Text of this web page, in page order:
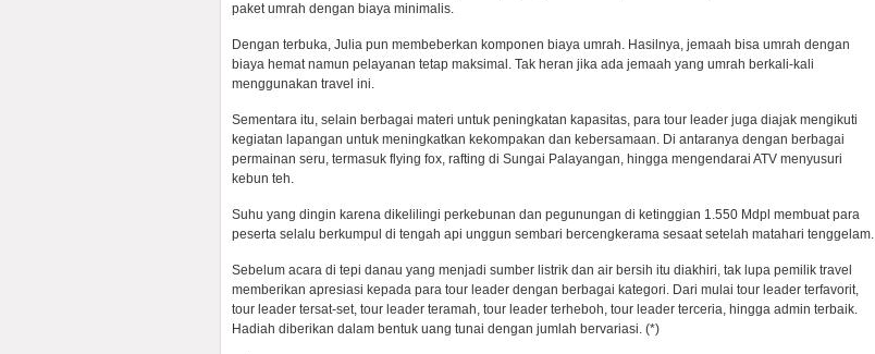
paket umrah dengan biaya minimalis.
Dengan terbuka, Julia pun membeberkan komponen biaya umrah. Hasilnya, jemaah bisa umrah dengan
biaya hemat namun pelayanan tetap maksimal. Tak heran jika ada jemaah yang umrah berkali-kali
menggunakan travel ini.
Sementara itu, selain berbagai materi untuk peningkatan kapasitas, para tour leader juga diajak mengikuti
kegiatan lapangan untuk meningkatkan kekompakan dan kebersamaan. Di antaranya dengan berbagai
permainan seru, termasuk flying fox, rafting di Sungai Palayangan, hingga mengendarai ATV menyusuri
kebun teh.
Suhu yang dingin karena dikelilingi perkebunan dan pegunungan di ketinggian 1.550 Mdpl membuat para
peserta selalu berkumpul di tengah api unggun sembari bercengkerama sesaat setelah matahari tenggelam.
Sebelum acara di tepi danau yang menjadi sumber listrik dan air bersih itu diakhiri, tak lupa pemilik travel
memberikan apresiasi kepada para tour leader dengan berbagai kategori. Dari mulai tour leader terfavorit,
tour leader tersat-set, tour leader teramah, tour leader terheboh, tour leader terceria, hingga admin terbaik.
Hadiah diberikan dalam bentuk uang tunai dengan jumlah bervariasi. (*)